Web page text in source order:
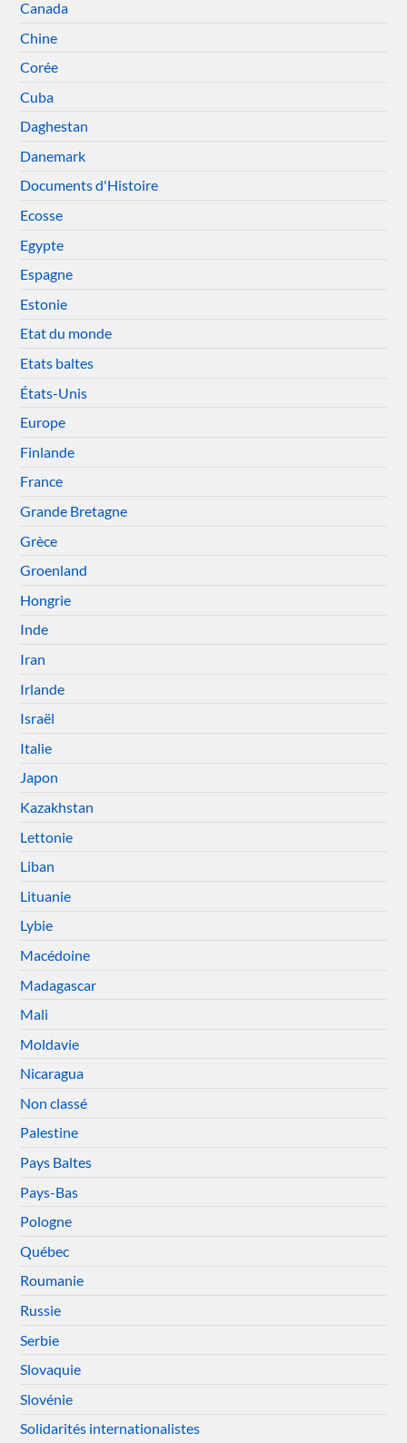
Canada
Chine
Corée
Cuba
Daghestan
Danemark
Documents d'Histoire
Ecosse
Egypte
Espagne
Estonie
Etat du monde
Etats baltes
États-Unis
Europe
Finlande
France
Grande Bretagne
Grèce
Groenland
Hongrie
Inde
Iran
Irlande
Israël
Italie
Japon
Kazakhstan
Lettonie
Liban
Lituanie
Lybie
Macédoine
Madagascar
Mali
Moldavie
Nicaragua
Non classé
Palestine
Pays Baltes
Pays-Bas
Pologne
Québec
Roumanie
Russie
Serbie
Slovaquie
Slovénie
Solidarités internationalistes